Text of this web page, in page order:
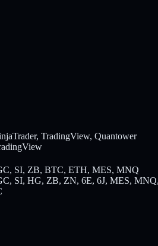
TradingView, Quantower
SI, ZB, BTC, ETH, MES, MNQ
SI, HG, ZB, ZN, 6E, 6J, MES,